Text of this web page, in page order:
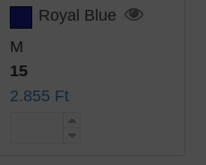
Royal Blue
M
15
2.855 Ft